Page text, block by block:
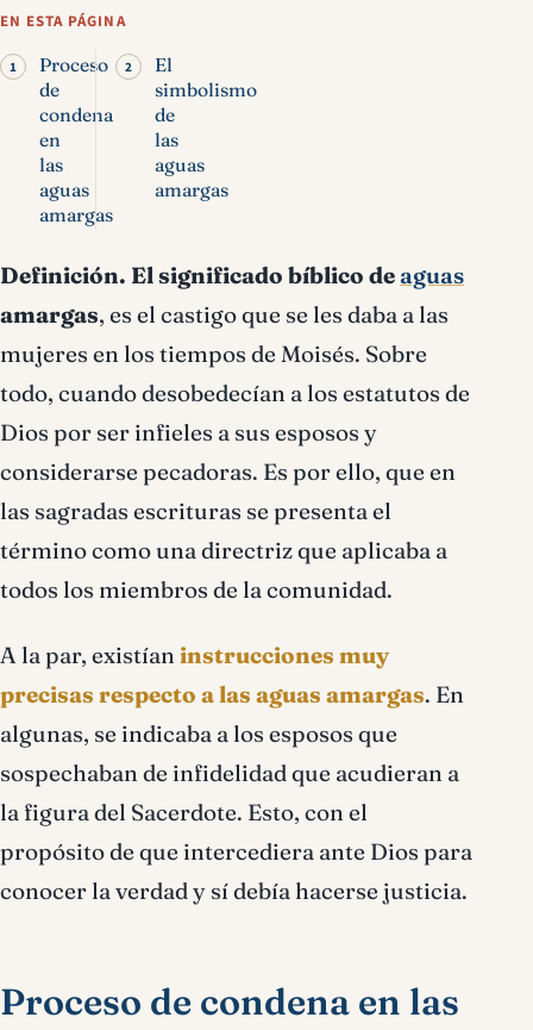
EN ESTA PÁGINA
Proceso
de
condena
en
las
aguas
amargas
El
simbolismo
de
las
aguas
amargas
Definición. El significado bíblico deaguas
amargas, es el castigo que se les daba a las
mujeres en los tiempos de Moisés. Sobre
todo, cuando desobedecían a los estatutos de
Dios por ser infieles a sus esposos y
considerarse pecadoras. Es por ello, que en
las sagradas escrituras se presenta el
término como una directriz que aplicaba a
todos los miembros de la comunidad.
A la par, existían instrucciones muy
precisas respecto a las aguas amargas. En
algunas, se indicaba a los esposos que
sospechaban de infidelidad que acudieran a
la figura del Sacerdote. Esto, con el
propósito de que intercediera ante Dios para
conocer la verdad y sí debía hacerse justicia.
Proceso de condena en las